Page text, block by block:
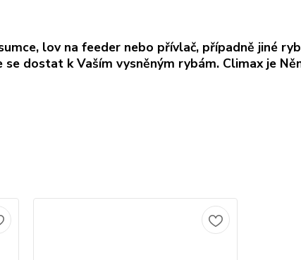
lov na feeder nebo přívlač, případně jiné
se dostat k Vaším vysněným rybám. Climax je